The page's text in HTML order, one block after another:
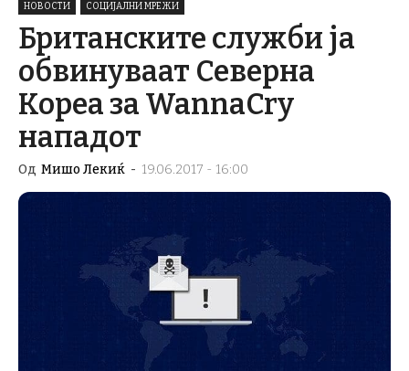
НОВОСТИ СОЦИЈАЛНИ МРЕЖИ
Британските служби ја
обвинуваат Северна
Кореа за WannaCry
нападот
Од Мишо Лекиќ - 19.06.2017 - 16:00